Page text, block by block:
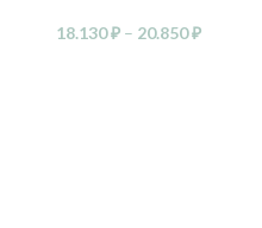
18.130₽ – 20.850₽